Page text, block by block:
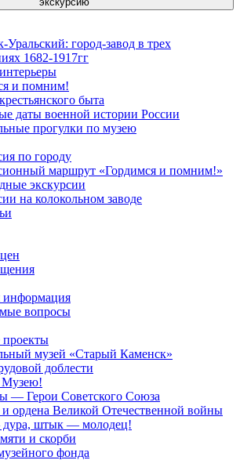
Уральский: город-завод в трех
1682-1917гг
и помним!
быта
даты военной истории России
прогулки по музею
по городу
маршрут «Гордимся и помним!»
экскурсии
на колокольном заводе
вопросы
музей «Старый Каменск»
доблести
Музею!
— Герои Советского Союза
ордена Великой Отечественной войны
штык — молодец!
и скорби
фонда